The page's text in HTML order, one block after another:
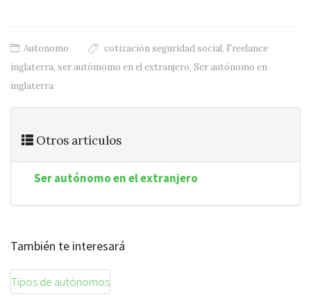
Autonomo cotización seguridad social, Freelance
inglaterra, ser autómomo en el extranjero, Ser autónomo en
inglaterra
Otros artículos
Ser autónomo en el extranjero
También te interesará
Tipos de autónomos